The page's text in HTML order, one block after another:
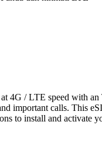
4G / LTE speed with
important calls. This
to install and activate